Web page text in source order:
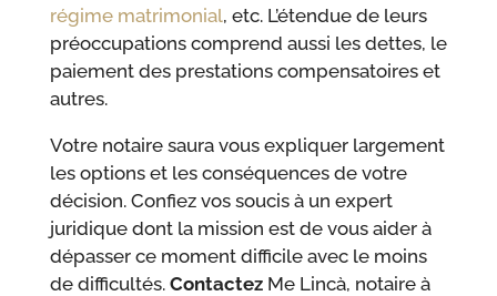
régime matrimonial, etc. L’étendue de leurs
préoccupations comprend aussi les dettes, le
paiement des prestations compensatoires et
autres.
Votre notaire saura vous expliquer largement
les options et les conséquences de votre
décision. Confiez vos soucis à un expert
juridique dont la mission est de vous aider à
dépasser ce moment difficile avec le moins
de difficultés. ContactezMe Lincà, notaire à